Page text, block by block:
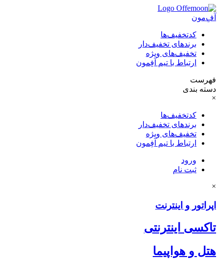
آفِ‌مون
کدتخفیف‌ها
برندهای تخفیف‌دار
تخفیف‌های ویژه
ارتباط با تیم آفِمون
فهرست
دسته بندی
×
کدتخفیف‌ها
برندهای تخفیف‌دار
تخفیف‌های ویژه
ارتباط با تیم آفِمون
ورود
ثبت نام
×
اپراتور و اینترنت
تاکسی اینترنتی
هتل و هواپیما